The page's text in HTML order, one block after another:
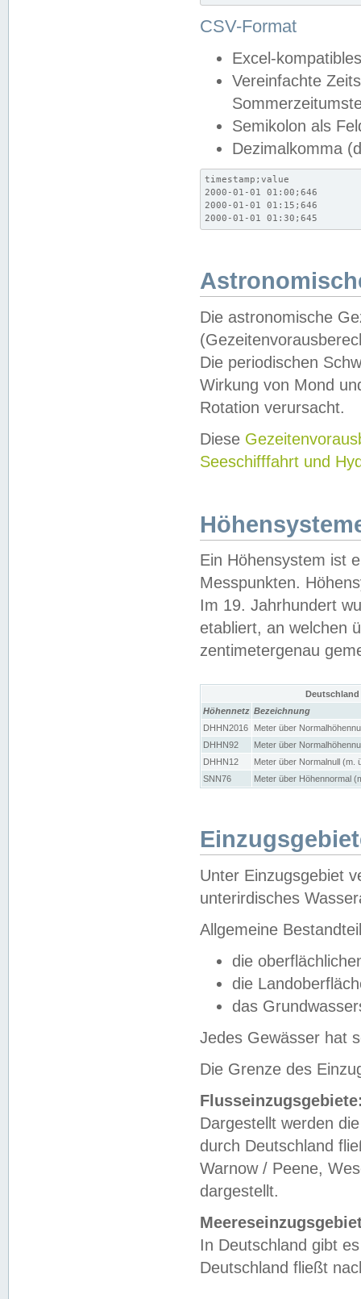
CSV-Format
Excel-
Vereinfachte
Semikolon als
Dezimalkomma
timestamp;value
2000-01-01 01:00;646
2000-01-01 01:15;646
2000-01-01 01:30;645
Die astronomische
Die periodischen
Wirkung von Mond
Rotation verursacht.
Diese
Seeschifffahrt und
Ein Höhensystem ist
Messpunkten.
Im 19. Jahrhundert
etabliert, an welchen
zentimetergenau
Höhennetz Bezeichnung
DHHN2016
Meter über
DHHN92
Meter über
DHHN12
Meter über Normalnull (m.
SNN76
Meter über Höhennormal
Unter Einzugsgebiet
unterirdisches
Allgemeine
die
die
das
Jedes Gewässer hat
Die Grenze des
Dargestellt werden
durch Deutschland
Warnow / Peene,
dargestellt.
In Deutschland gibt
Deutschland fließt